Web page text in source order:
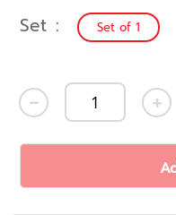
Set Set of 1